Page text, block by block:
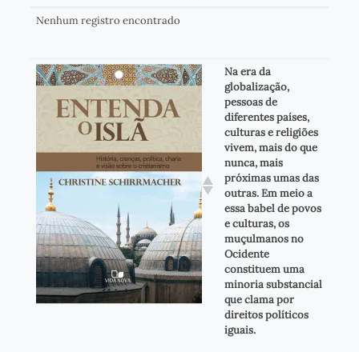
Nenhum registro encontrado
Na era da
globalização,
pessoas de
diferentes países,
culturas e religiões
vivem, mais do que
nunca, mais
próximas umas das
outras. Em meio a
essa babel de povos
e culturas, os
muçulmanos no
Ocidente
constituem uma
minoria substancial
que clama por
direitos políticos
iguais.